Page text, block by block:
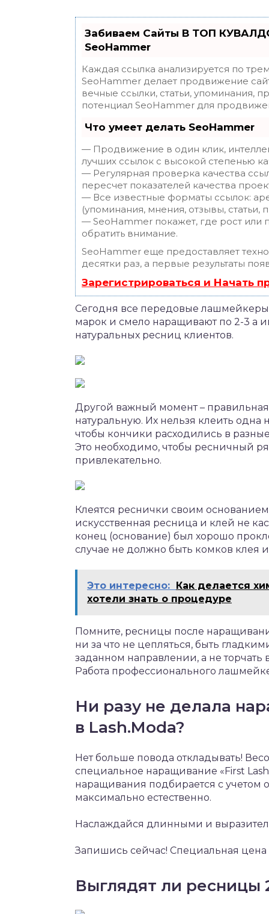
Забиваем Сайты В ТОП
SeoHammer
Каждая ссылка анализируется по
SeoHammer делает продвижение
вечные ссылки, статьи, упоминания,
потенциал SeoHammer для
Что умеет делать SeoHammer
— Продвижение в один клик,
лучших ссылок с высокой степенью
— Регулярная проверка качества
пересчет показателей качества
— Все известные форматы ссылок:
(упоминания, мнения, отзывы, статьи,
— SeoHammer покажет, где рост или
обратить внимание.
SeoHammer еще предоставляет
десятки раз, а первые результаты
Зарегистрироваться и Начать
Сегодня все передовые
марок и смело наращивают по 2-3 а
натуральных ресниц клиентов.
Другой важный момент –
натуральную. Их нельзя клеить
чтобы кончики расходились в
Это необходимо, чтобы ресничный
привлекательно.
Клеятся реснички своим
искусственная ресница и клей не
конец (основание) был хорошо
случае не должно быть комков клея и
Это интересно: Как делается
хотели знать о процедуре
Помните, ресницы после
ни за что не цепляться, быть
заданном направлении, а не торчать
Работа профессионального
Ни разу не делала
в Lash.Moda?
Нет больше повода откладывать!
специальное наращивание «First
наращивания подбирается с учетом
максимально естественно.
Наслаждайся длинными и
Запишись сейчас! Специальная цена
Выглядят ли ресницы